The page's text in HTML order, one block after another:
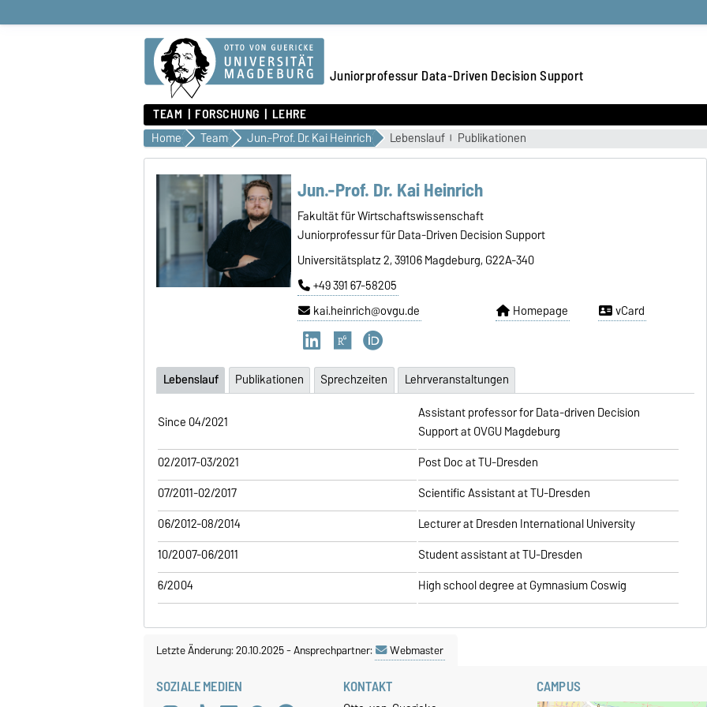
Juniorprofessur Data-Driven Decision Support
TEAM FORSCHUNG LEHRE
Home Team Jun.-Prof. Dr. Kai Heinrich Lebenslauf Publikationen
Jun.-Prof. Dr. Kai Heinrich
Fakultät für Wirtschaftswissenschaft
Juniorprofessur für Data-Driven Decision Support
Universitätsplatz 2, 39106 Magdeburg, G22A-340
+49 391 67-58205
kai.heinrich@ovgu.de
Homepage vCard
Lebenslauf Publikationen Sprechzeiten Lehrveranstaltungen
Since 04/2021
Assistant professor for Data-driven Decision
Support at OVGU Magdeburg
02/2017-03/2021
Post Doc at TU-Dresden
07/2011-02/2017
Scientific Assistant at TU-Dresden
06/2012-08/2014
Lecturer at Dresden International University
10/2007-06/2011
Student assistant at TU-Dresden
6/2004
High school degree at Gymnasium Coswig
Letzte Änderung: 20.10.2025-Ansprechpartner: Webmaster
SOZIALE MEDIEN KONTAKT CAMPUS